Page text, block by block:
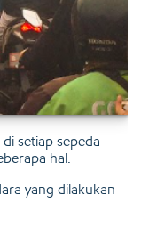
setiap sepeda
hal.
yang dilakukan